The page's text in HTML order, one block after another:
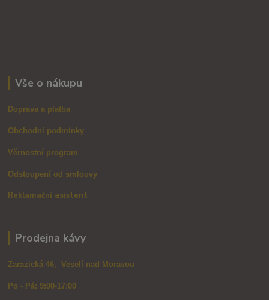
Vše o nákupu
Doprava a platba
Obchodní podmínky
Věrnostní program
Odstoupení od smlouvy
Reklamační asistent
Prodejna kávy
Zarazická 46, Veselí nad Moravou
Po - Pá: 9:00-17:00